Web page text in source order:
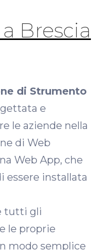
Brescia
di Strumento
e
le aziende nella
di Web
Web App, che
essere installata
tutti gli
le proprie
modo semplice